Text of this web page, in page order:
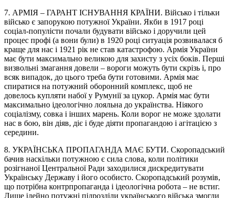
7. АРМІЯ – ГАРАНТ ІСНУВАННЯ КРАЇНИ. Військо і тільки
військо є запорукою потужної України. Якби в 1917 році
соціал-популісти почали будувати військо і доручили цей
процес профі (а вони були) в 1920 році ситуація розвивалася б
краще для нас і 1921 рік не став катастрофою. Армія України
має бути максимально великою для захисту з усіх боків. Перші
визвольні змагання довели – вороги можуть бути скрізь і, про
всяк випадок, до цього треба бути готовими. Армія має
спиратися на потужний оборонний комплекс, щоб не
довелось купляти набої у Румунії за цукор. Армія має бути
максимально ідеологічно лояльна до українства. Ніякого
соціалізму, совка і інших марень. Коли ворог не може здолати
нас в бою, він діяв, діє і буде діяти пропагандою і агітацією з
середини.
8. УКРАЇНСЬКА ПРОПАГАНДА МАЄ БУТИ. Скоропадський
бачив наскільки потужною є сила слова, коли політики
розігнаної Центральної Ради заходилися дискредитувати
Українську Державу і його особисто. Скоропадський розумів,
що потрібна контрпропаганда і ідеологічна робота – не встиг.
Лише ідейно потужні підрозділи українського війська змогли